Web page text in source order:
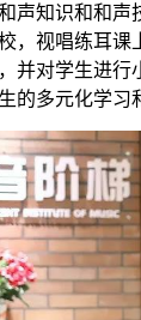
声知识和和声
，视唱练耳课
并对学生进行
的多元化学习